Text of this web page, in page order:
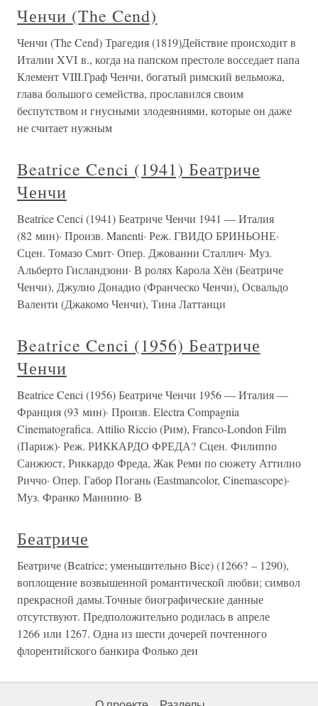
Ченчи (The Cend)
Ченчи (The Cend) Трагедия (1819)Действие происходит в
Италии XVI в., когда на папском престоле восседает папа
Клемент VIII.Граф Ченчи, богатый римский вельможа,
глава большого семейства, прославился своим
беспутством и гнусными злодеяниями, которые он даже
не считает нужным
Beatrice Cenci (1941) Беатриче
Ченчи
Beatrice Cenci (1941) Беатриче Ченчи 1941 — Италия
(82 мин)· Произв. Manenti· Реж. ГВИДО БРИНЬОНЕ·
Сцен. Томазо Смит· Опер. Джованни Сталлич· Муз.
Альберто Гисландзони· В ролях Карола Хён (Беатриче
Ченчи), Джулио Донадио (Франческо Ченчи), Освальдо
Валенти (Джакомо Ченчи), Тина Латтанци
Beatrice Cenci (1956) Беатриче
Ченчи
Beatrice Cenci (1956) Беатриче Ченчи 1956 — Италия —
Франция (93 мин)· Произв. Electra Compagnia
Cinematografica. Attilio Riccio (Рим), Franco-London Film
(Париж)· Реж. РИККАРДО ФРЕДА? Сцен. Филиппо
Санжюст, Риккардо Фреда, Жак Реми по сюжету Аттилио
Риччо· Опер. Габор Погань (Eastmancolor, Cinemascope)·
Муз. Франко Маннино· В
Беатриче
Беатриче (Beatrice; уменьшительно Bice) (1266? – 1290),
воплощение возвышенной романтической любви; символ
прекрасной дамы.Точные биографические данные
отсутствуют. Предположительно родилась в апреле
1266 или 1267. Одна из шести дочерей почтенного
флорентийского банкира Фолько деи